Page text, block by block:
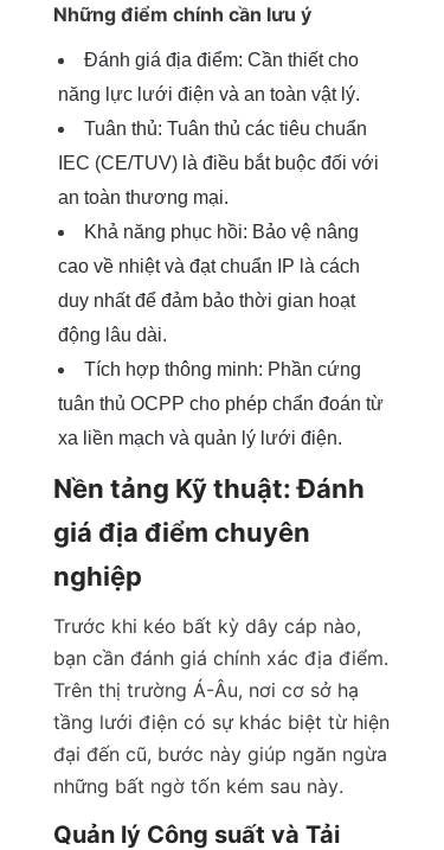
Những điểm chính cần lưu ý
Đánh giá địa điểm: Cần thiết cho
năng lực lưới điện và an toàn vật lý.
Tuân thủ: Tuân thủ các tiêu chuẩn
IEC (CE/TUV) là điều bắt buộc đối với
an toàn thương mại.
Khả năng phục hồi: Bảo vệ nâng
cao về nhiệt và đạt chuẩn IP là cách
duy nhất để đảm bảo thời gian hoạt
động lâu dài.
Tích hợp thông minh: Phần cứng
tuân thủ OCPP cho phép chẩn đoán từ
xa liền mạch và quản lý lưới điện.
Nền tảng Kỹ thuật: Đánh
giá địa điểm chuyên
nghiệp
Trước khi kéo bất kỳ dây cáp nào,
bạn cần đánh giá chính xác địa điểm.
Trên thị trường Á-Âu, nơi cơ sở hạ
tầng lưới điện có sự khác biệt từ hiện
đại đến cũ, bước này giúp ngăn ngừa
những bất ngờ tốn kém sau này.
Quản lý Công suất và Tải